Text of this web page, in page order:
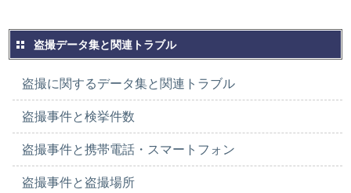
盗撮データ集と関連トラブル
盗撮に関するデータ集と関連トラブル
盗撮事件と検挙件数
盗撮事件と携帯電話・スマートフォン
盗撮事件と盗撮場所